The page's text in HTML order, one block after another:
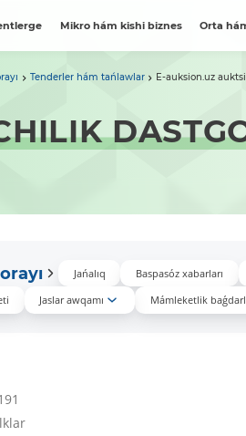
Mikro hám kishi biznes Orta
Tenderler hám tańlawlar E-auksion.uz
Jańalıq Baspasóz xabarları
Jaslar awqamı Mámleketlik